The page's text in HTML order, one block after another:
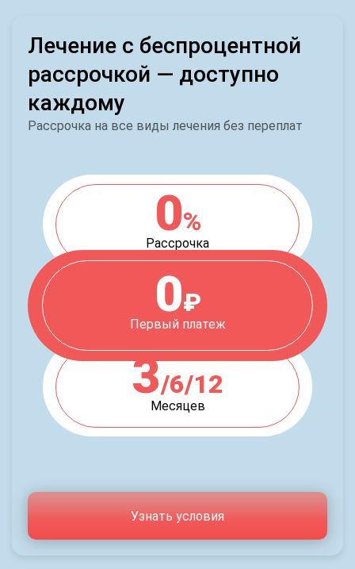
Лечение с беспроцентной
рассрочкой — доступно
каждому
Рассрочка на все виды лечения без переплат
0%
Рассрочка
0₽
Первый платеж
3/6/12
Месяцев
Узнать условия